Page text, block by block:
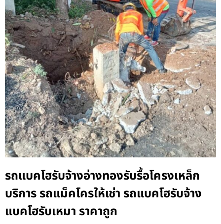
รถแบคโฮรับจ้างอ่างทองรับรื้อโครงเหล็ก
บริการ รถแม็คโครให้เช่า รถแบคโฮรับจ้าง
แบคโฮรับเหมา ราคาถูก